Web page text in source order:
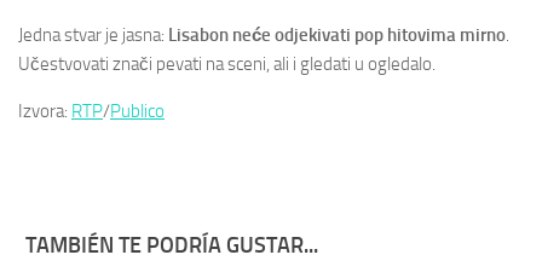
Jedna stvar je jasna: Lisabon neće odjekivati pop hitovima mirno.
Učestvovati znači pevati na sceni, ali i gledati u ogledalo.
Izvora: RTP/Publico
TAMBIÉN TE PODRÍA GUSTAR...